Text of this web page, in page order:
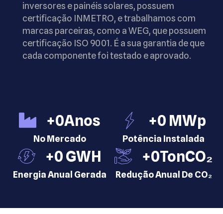
inversores e painéis solares, possuem
certificação INMETRO, e trabalhamos com
marcas parceiras, como a WEG, que possuem
certificação ISO 9001. É a sua garantia de que
cada componente foi testado e aprovado.
+0Anos
No Mercado
+0 MWp
Potência Instalada
+0 GWH
Energia Anual Gerada
+0TonCO₂
Redução Anual De CO₂